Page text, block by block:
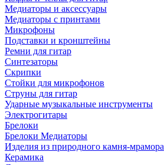
Медиаторы и аксессуары
Медиаторы с принтами
Микрофоны
Подставки и кронштейны
Ремни для гитар
Синтезаторы
Скрипки
Стойки для микрофонов
Струны для гитар
Ударные музыкальные инструменты
Электрогитары
Брелоки
Брелоки Медиаторы
Изделия из природного камня-мрамора
Керамика